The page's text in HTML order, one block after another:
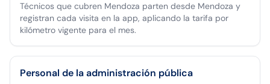
Técnicos que cubren Mendoza parten desde Mendoza y
registran cada visita en la app, aplicando la tarifa por
kilómetro vigente para el mes.
Personal de la administración pública